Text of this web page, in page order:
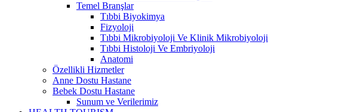
Temel Branşlar
Tıbbi Biyokimya
Fizyoloji
Tıbbi Mikrobiyoloji Ve Klinik Mikrobiyoloji
Tıbbi Histoloji Ve Embriyoloji
Anatomi
Özellikli Hizmetler
Anne Dostu Hastane
Bebek Dostu Hastane
Sunum ve Verilerimiz